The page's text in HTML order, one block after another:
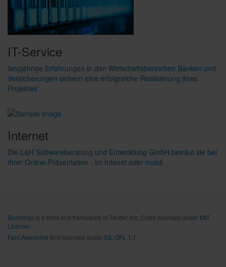
IT-Service
langjährige Erfahrungen in den Wirtschaftsbereichen Banken und
Versicherungen sichern eine erfolgreiche Realisierung ihres
Projektes
Internet
Die L&H Softwareberatung und Entwicklung GmbH beträut sie bei
Ihrer Online-Präsentation - im Intenet oder mobil.
Bootstrap is a front-end framework of Twitter, Inc. Code licensed under MIT
License.
Font Awesome font licensed under SIL OFL 1.1